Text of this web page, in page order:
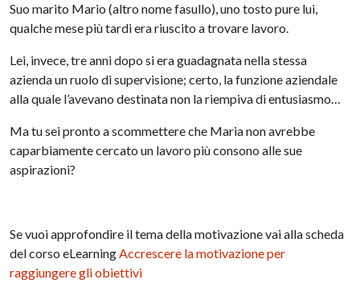
Suo marito Mario (altro nome fasullo), uno tosto pure lui,
qualche mese più tardi era riuscito a trovare lavoro.
Lei, invece, tre anni dopo si era guadagnata nella stessa
azienda un ruolo di supervisione; certo, la funzione aziendale
alla quale l’avevano destinata non la riempiva di entusiasmo…
Ma tu sei pronto a scommettere che Maria non avrebbe
caparbiamente cercato un lavoro più consono alle sue
aspirazioni?
Se vuoi approfondire il tema della motivazione vai alla scheda
del corso eLearningAccrescere la motivazione per
raggiungere gli obiettivi